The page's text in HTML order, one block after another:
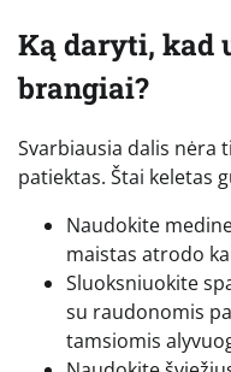
Ką daryti, kad
brangiai?
Svarbiausia dalis nėra
patiektas. Štai keletas
Naudokite
maistas atrodo
Sluoksniuokite
su raudonomis
tamsiomis